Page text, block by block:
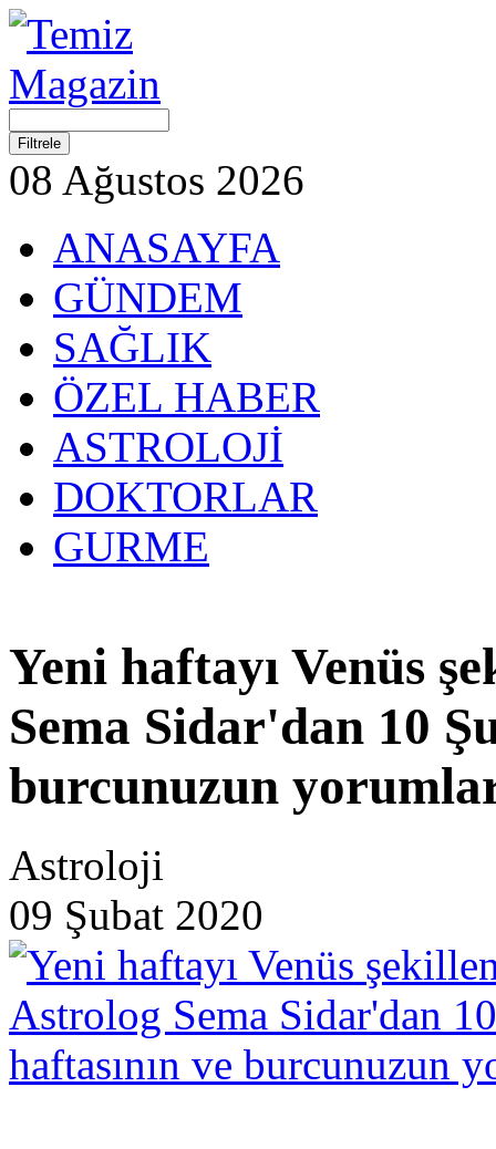
08 Ağustos 2026
ANASAYFA
GÜNDEM
SAĞLIK
ÖZEL HABER
ASTROLOJİ
DOKTORLAR
GURME
Yeni haftayı Venüs
Sema Sidar'dan 10
burcunuzun
Astroloji
09 Şubat 2020